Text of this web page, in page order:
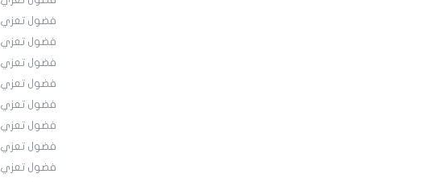
فضول تعزي
فضول تعزي
فضول تعزي
فضول تعزي
فضول تعزي
فضول تعزي
فضول تعزي
فضول تعزي